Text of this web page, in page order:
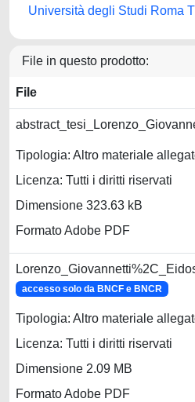
Università degli Studi Roma
File in questo prodotto:
File
Tipologia: Altro materiale
Licenza: Tutti i diritti riservati
Dimensione 323.63 kB
Formato Adobe PDF
accesso solo da BNCF e BNCR
Tipologia: Altro materiale
Licenza: Tutti i diritti riservati
Dimensione 2.09 MB
Formato Adobe PDF